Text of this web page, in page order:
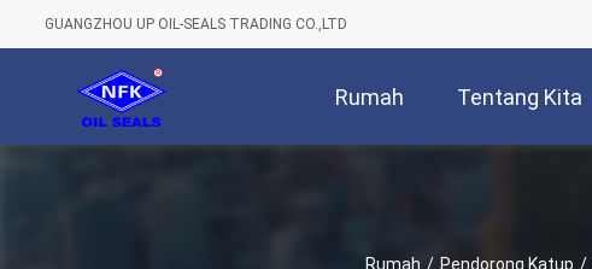
GUANGZHOU UP OIL-SEALS TRADING CO.,LTD
Rumah Tentang Kita
Rumah / Pendorong Katup /